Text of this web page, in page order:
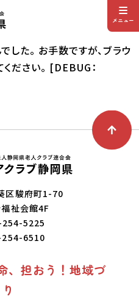
メニュー
した。 お手数ですが、ブラウ
ださい。 [DEBUG：
区駿府町1-70
祉会館4F
254-5225
254-6510
、担おう！地域づ